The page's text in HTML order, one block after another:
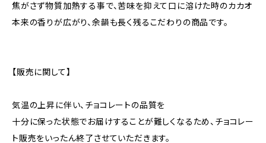
焦がさず物質加熱する事で、苦味を抑えて口に溶けた時のカカオ
本来の香りが広がり、余韻も長く残るこだわりの商品です。
【販売に関して】
気温の上昇に伴い、チョコレートの品質を
十分に保った状態でお届けすることが難しくなるため、チョコレー
ト販売をいったん終了させていただきます。